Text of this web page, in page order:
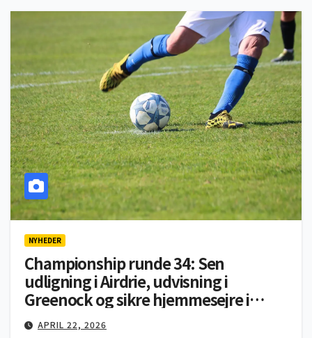
NYHEDER
Championship runde 34: Sen
udligning i Airdrie, udvisning i
Greenock og sikre hjemmesejre i
Dingwall og Arbroath
APRIL 22, 2026